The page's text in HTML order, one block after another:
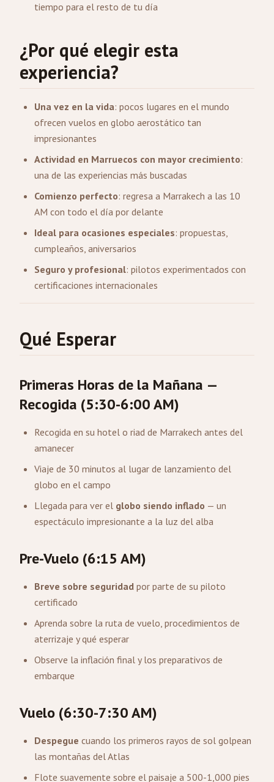
tiempo para el resto de tu día
¿Por qué elegir esta
experiencia?
Una vez en la vida: pocos lugares en el mundo
ofrecen vuelos en globo aerostático tan
impresionantes
Actividad en Marruecos con mayor crecimiento:
una de las experiencias más buscadas
Comienzo perfecto: regresa a Marrakech a las 10
AM con todo el día por delante
Ideal para ocasiones especiales: propuestas,
cumpleaños, aniversarios
Seguro y profesional: pilotos experimentados con
certificaciones internacionales
Qué Esperar
Primeras Horas de la Mañana —
Recogida (5:30-6:00 AM)
Recogida en su hotel o riad de Marrakech antes del
amanecer
Viaje de 30 minutos al lugar de lanzamiento del
globo en el campo
Llegada para ver el globo siendo inflado — un
espectáculo impresionante a la luz del alba
Pre-Vuelo (6:15 AM)
Breve sobre seguridad por parte de su piloto
certificado
Aprenda sobre la ruta de vuelo, procedimientos de
aterrizaje y qué esperar
Observe la inflación final y los preparativos de
embarque
Vuelo (6:30-7:30 AM)
Despegue cuando los primeros rayos de sol golpean
las montañas del Atlas
Flote suavemente sobre el paisaje a 500-1,000 pies